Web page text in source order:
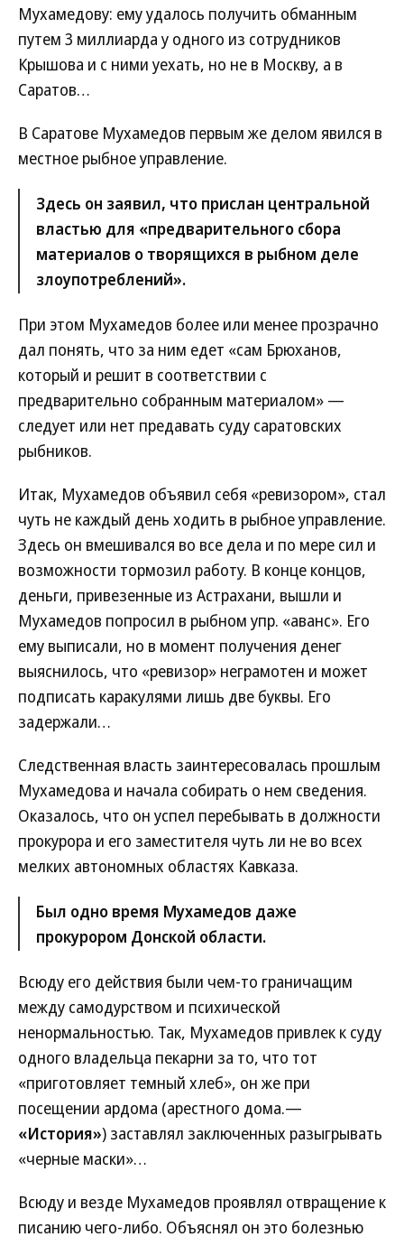
Мухамедову: ему удалось получить обманным
путем 3 миллиарда у одного из сотрудников
Крышова и с ними уехать, но не в Москву, а в
Саратов…
В Саратове Мухамедов первым же делом явился в
местное рыбное управление.
Здесь он заявил, что прислан центральной
властью для «предварительного сбора
материалов о творящихся в рыбном деле
злоупотреблений».
При этом Мухамедов более или менее прозрачно
дал понять, что за ним едет «сам Брюханов,
который и решит в соответствии с
предварительно собранным материалом» —
следует или нет предавать суду саратовских
рыбников.
Итак, Мухамедов объявил себя «ревизором», стал
чуть не каждый день ходить в рыбное управление.
Здесь он вмешивался во все дела и по мере сил и
возможности тормозил работу. В конце концов,
деньги, привезенные из Астрахани, вышли и
Мухамедов попросил в рыбном упр. «аванс». Его
ему выписали, но в момент получения денег
выяснилось, что «ревизор» неграмотен и может
подписать каракулями лишь две буквы. Его
задержали…
Следственная власть заинтересовалась прошлым
Мухамедова и начала собирать о нем сведения.
Оказалось, что он успел перебывать в должности
прокурора и его заместителя чуть ли не во всех
мелких автономных областях Кавказа.
Был одно время Мухамедов даже
прокурором Донской области.
Всюду его действия были чем-то граничащим
между самодурством и психической
ненормальностью. Так, Мухамедов привлек к суду
одного владельца пекарни за то, что тот
«приготовляет темный хлеб», он же при
посещении ардома (арестного дома.—
«История») заставлял заключенных разыгрывать
«черные маски»…
Всюду и везде Мухамедов проявлял отвращение к
писанию чего-либо. Объяснял он это болезнью